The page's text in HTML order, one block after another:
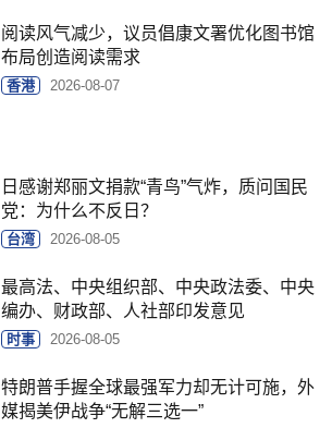
阅读风气减少，议员倡康文署优化图书馆
布局创造阅读需求
香港 2026-08-07
日感谢郑丽文捐款“青鸟”气炸，质问国民
党：为什么不反日？
台湾 2026-08-05
最高法、中央组织部、中央政法委、中央
编办、财政部、人社部印发意见
时事 2026-08-05
特朗普手握全球最强军力却无计可施，外
媒揭美伊战争“无解三选一”